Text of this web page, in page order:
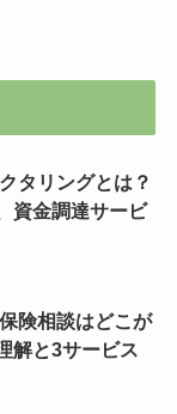
タリングとは？
資金調達サービ
険相談はどこが
解と3サービス